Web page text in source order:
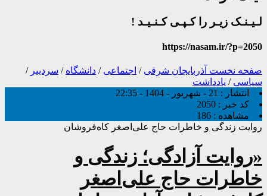
لـیـنـک زیـر را کـپـی کـنـیـد !
https://nasam.ir/?p=2050
صفحه نخست آذربایجان شرقی / اجتماعی / دانشگاه / سردبیر /
سیاسی / یادداشت
انتشار : 21 - شهریور - 1404 - 22:35
کد خبر : 2050
مشاهده : 186
روایت زندگی و خاطرات حاج علی‌اصغر کاه‌فروشان
«روایت آزادگی؛ زندگی و
خاطرات حاج علی‌اصغر